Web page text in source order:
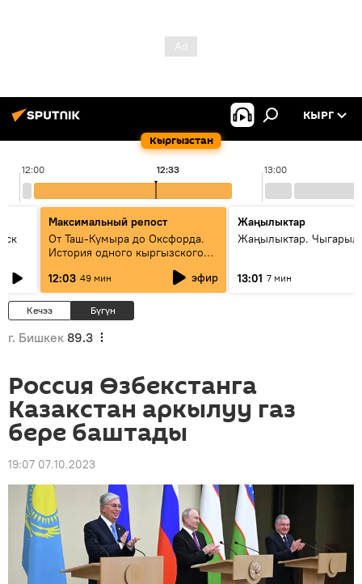
Кыргызстан
КЫРГ
12:00 13:00
12:33
Максимальный репост
От Таш-Кумыра до Оксфорда.
История одного кыргызского
12:03 49 мин эфир
Жаңылыктар
Жаңылыктар.
13:01 7 мин
Кечээ Бүгүн
г. Бишкек 89.3
Россия Өзбекстанга
Казакстан аркылуу газ
бере баштады
19:07 07.10.2023